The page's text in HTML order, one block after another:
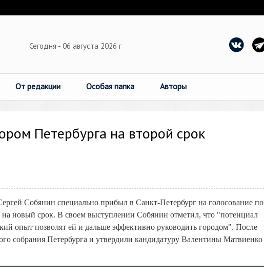
Сегодня - 06 августа 2026 г
От редакции Особая папка Авторы
Петербурга на второй срок
Собянин специально прибыл в Санкт-Петербург на голосование по
новый срок. В своем выступлении Собянин отметил, что "потенциал
опыт позволят ей и дальше эффективно руководить городом". После
собрания Петербурга и утвердили кандидатуру Валентины Матвиенко